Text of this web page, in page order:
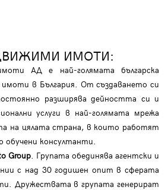
ИМОТИ:
АД е най-голямата българска
имоти в България. От създаването си
разширява дейността си и
услуги в най-голямата мрежа
на цялата страна, в които работят
обучени консултанти.
Group . Групата обединява агентски и
с над 30 годишен опит в сферата
Дружествата в групата генерират